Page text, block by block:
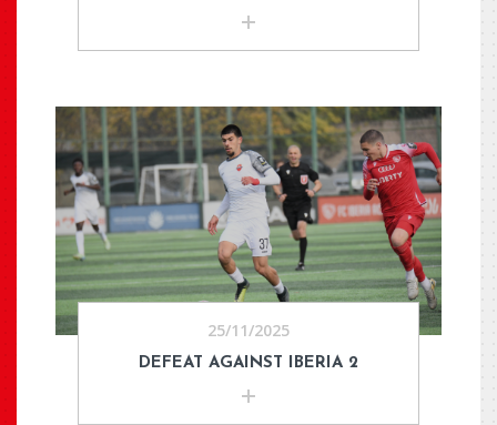
25/11/2025
DEFEAT AGAINST IBERIA 2